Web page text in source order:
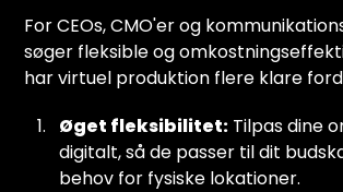
For CEOs, CMO'er og
søger fleksible og
har virtuel produktion flere klare
Øget fleksibilitet: Tilpas dine
digitalt, så de passer til dit
behov for fysiske lokationer.